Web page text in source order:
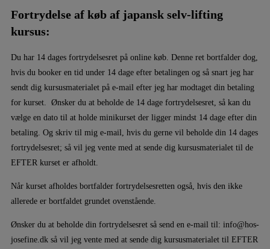
Fortrydelse af køb af japansk selv-lifting
kursus:
Du har 14 dages fortrydelsesret på online køb. Denne ret bortfalder dog,
hvis du booker en tid under 14 dage efter betalingen og så snart jeg har
sendt dig kursusmaterialet på e-mail efter jeg har modtaget din betaling
for kurset. Ønsker du at beholde de 14 dage fortrydelsesret, så kan du
vælge en dato til at holde minikurset der ligger mindst 14 dage efter din
betaling. Og skriv til mig e-mail, hvis du gerne vil beholde din 14 dages
fortrydelsesret; så vil jeg vente med at sende dig kursusmaterialet til de
EFTER kurset er afholdt.
Når kurset afholdes bortfalder fortrydelsesretten også, hvis den ikke
allerede er bortfaldet grundet ovenstående.
Ønsker du at beholde din fortrydelsesret så send en e-mail til: info@hos-
josefine.dk så vil jeg vente med at sende dig kursusmaterialet til EFTER